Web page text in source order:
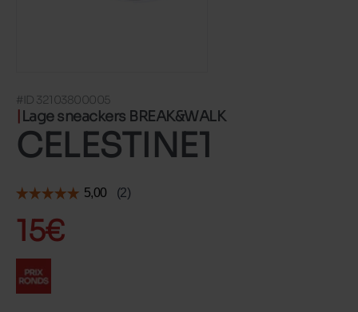
#ID 32103800005
Lage sneackers BREAK&WALK
CELESTINE1
15€